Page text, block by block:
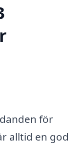
för
alltid en god